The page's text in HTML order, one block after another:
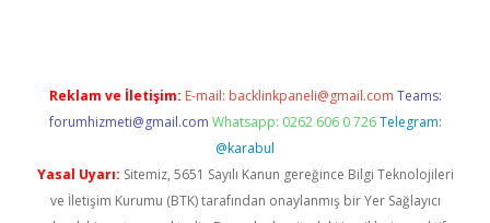
Reklam ve İletişim: E-mail: backlinkpaneli@gmail.com Teams:
forumhizmeti@gmail.com Whatsapp: 0262 606 0 726 Telegram:
@karabul
Yasal Uyarı: Sitemiz, 5651 Sayılı Kanun gereğince Bilgi Teknolojileri
ve İletişim Kurumu (BTK) tarafından onaylanmış bir Yer Sağlayıcı